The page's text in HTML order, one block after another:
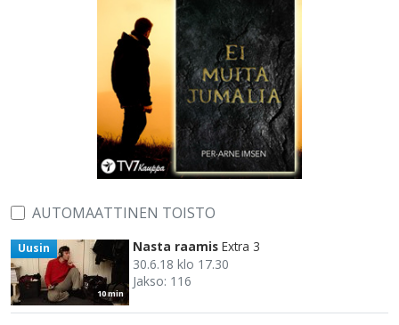
AUTOMAATTINEN TOISTO
10 min
Uusin Nasta raamis Extra 3
30.6.18 klo 17.30
Jakso: 116